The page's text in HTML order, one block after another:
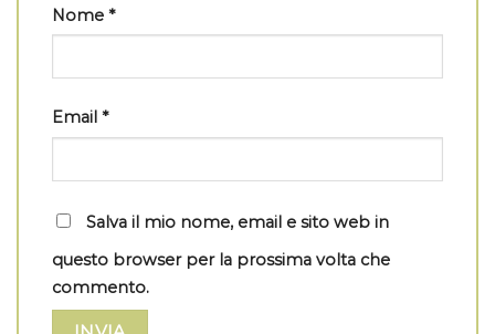
Nome *
Email *
Salva il mio nome, email e sito web in
questo browser per la prossima volta che
commento.